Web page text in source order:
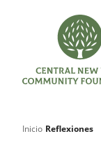
Inicio Reflexiones